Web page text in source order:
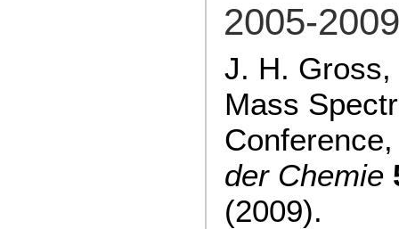
2005-2009
J. H.
Mass
der Chemie
(2009).